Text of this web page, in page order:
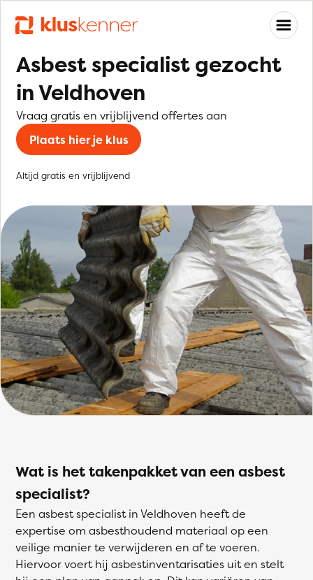
Asbest specialist gezocht
in Veldhoven
Vraag gratis en vrijblijvend offertes aan
Plaats hier je klus
Altijd gratis en vrijblijvend
Wat is het takenpakket van een asbest
specialist?
Een asbest specialist in Veldhoven heeft de
expertise om asbesthoudend materiaal op een
veilige manier te verwijderen en af te voeren.
Hiervoor voert hij asbestinventarisaties uit en stelt